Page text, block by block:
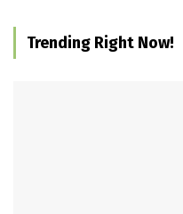
Trending Right Now!